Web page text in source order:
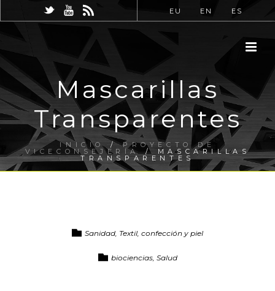
EU EN ES
Mascarillas
Transparentes
INICIO/PROYECTO DE
VICECONSEJERÍA / MASCARILLAS
TRANSPARENTES
Sanidad, Textil, confección y piel
biociencias, Salud